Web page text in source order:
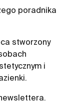
poradnika
stworzony
i